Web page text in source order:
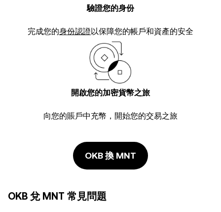
驗證您的身份
完成您的身份認證以保障您的帳戶和資產的安全
開啟您的加密貨幣之旅
向您的賬戶中充幣，開始您的交易之旅
OKB 換 MNT
OKB 兌 MNT 常見問題